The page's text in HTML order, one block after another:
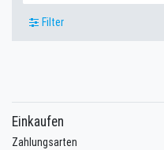
Filter
Einkaufen
Zahlungsarten